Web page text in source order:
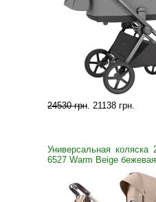
24530 грн. 21138 грн.
Универсальная
6527 Warm Beige бежевая